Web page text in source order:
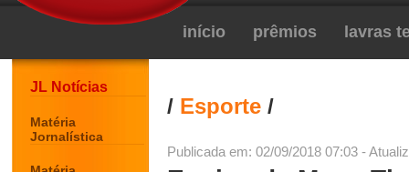
início prêmios lavras
JL Notícias
Matéria
Jornalística
/ Esporte /
Publicada em: 02/09/2018 07:03 -